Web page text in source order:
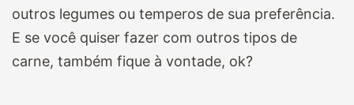
outros legumes ou temperos de sua preferência.
E se você quiser fazer com outros tipos de
carne, também fique à vontade, ok?